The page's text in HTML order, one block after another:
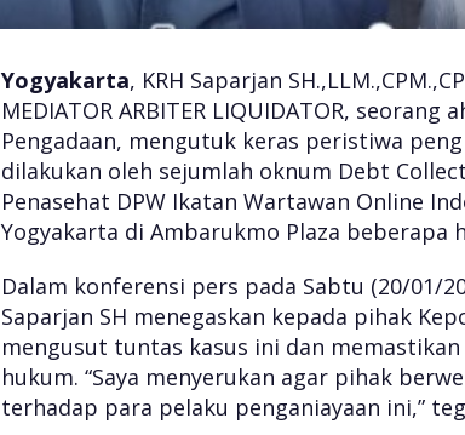
g
r
a
M
e
g
u
s
u
T
u
n
t
a
s
K
Yogyakarta, KRH Saparjan
MEDIATOR ARBITER LIQUIDATOR,
Pengadaan, mengutuk keras peristiwa
dilakukan oleh sejumlah oknum Debt
Penasehat DPW Ikatan Wartawan Online
Yogyakarta di Ambarukmo Plaza beberapa
Dalam konferensi pers pada Sabtu (20/01/
Saparjan SH menegaskan kepada pihak
mengusut tuntas kasus ini dan
hukum. “Saya menyerukan agar pihak
terhadap para pelaku penganiayaan ini,”